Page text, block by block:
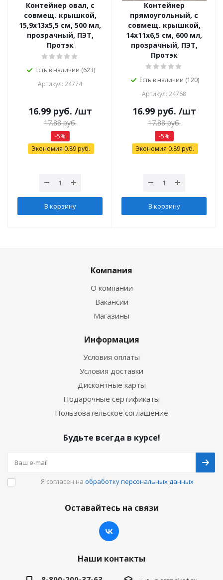
Контейнер овал, с
совмещ. крышкой,
15,9х13х5,5 см, 500 мл,
прозрачный, ПЭТ,
Протэк
Есть в наличии (623)
Артикул: 24774
16.99руб. /шт
17.88руб.
-5%
Экономия 0.89руб.
В корзину
Контейнер
прямоугольный, с
совмещ. крышкой,
14х11х6,5 см, 600 мл,
прозрачный, ПЭТ,
Протэк
Есть в наличии (120)
Артикул: 24768
16.99руб. /шт
17.88руб.
-5%
Экономия 0.89руб.
В корзину
Компания
О компании
Вакансии
Магазины
Информация
Условия оплаты
Условия доставки
Дисконтные карты
Подарочные сертификаты
Пользовательское соглашение
Будьте всегда в курсе!
Я согласен на обработку персональных данных
Оставайтесь на связи
Наши контакты